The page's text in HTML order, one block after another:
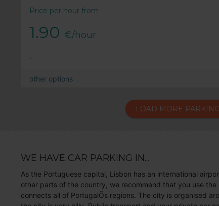
Price per hour from
1.90 €/hour
.
other options
LOAD MORE
WE HAVE CAR PARKING IN...
As the Portuguese capital, Lisbon has an international
other parts of the country, we recommend that you use
connects all of PortugalÕs regions. The city is organised